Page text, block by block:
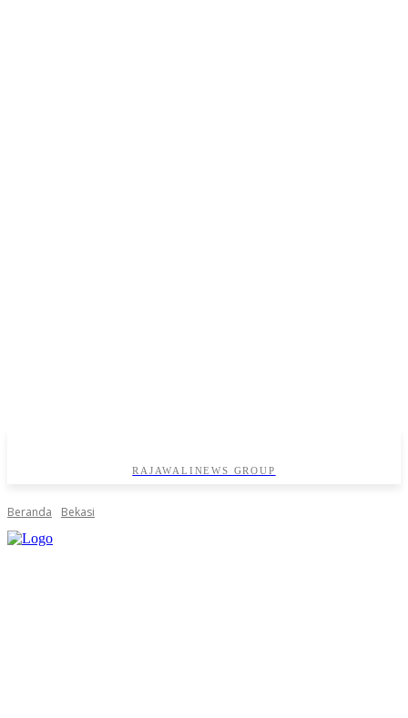
RAJAWALINEWS GROUP
Beranda Bekasi